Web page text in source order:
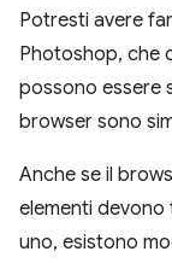
Potresti avere
Photoshop, che
possono essere
browser sono
Anche se il
elementi devono
uno, esistono